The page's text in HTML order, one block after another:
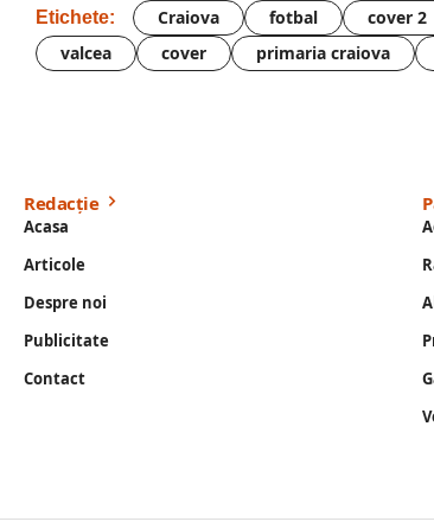
Etichete: Craiova fotbal cover 2
valcea
cover primaria craiova
Redacție
Acasa
Articole
Despre noi
Publicitate
Contact